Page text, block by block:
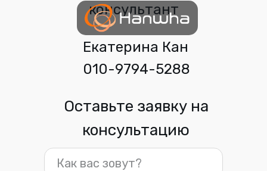
консультант
Оставьте заявку на
консультацию
Екатерина Кан
010-9794-5288